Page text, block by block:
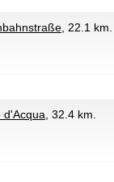
, 22.1 km.
d'Acqua , 32.4 km.